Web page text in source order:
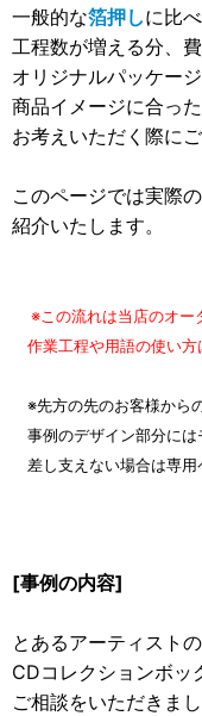
一般的な箔押しに比べ
工程数が増える分、
オリジナルパッケー
商品イメージに合っ
お考えいただく際に
このページでは実際
紹介いたします。
※この流れは当店のオー
作業工程や用語の使い方
※先方の先のお客様から
事例のデザイン部分には
差し支えない場合は専用
[事例の内容]
とあるアーティスト
CDコレクションボッ
ご相談をいただきまし